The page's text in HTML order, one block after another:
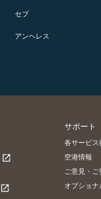
セブ
アンヘレス
open_in_new
open_in_new
サポート
各サービ
空港情報
ご意見・ご
オプショ